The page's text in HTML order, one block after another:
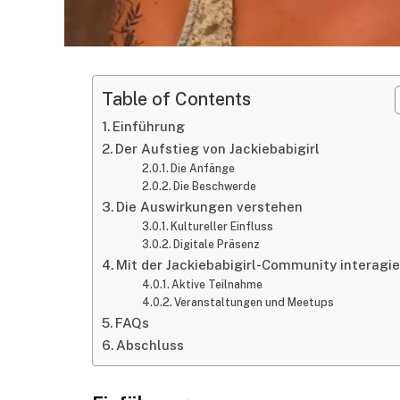
Table of Contents
Einführung
Der Aufstieg von Jackiebabigirl
Die Anfänge
Die Beschwerde
Die Auswirkungen verstehen
Kultureller Einfluss
Digitale Präsenz
Mit der Jackiebabigirl-Community
Aktive Teilnahme
Veranstaltungen und Meetups
FAQs
Abschluss